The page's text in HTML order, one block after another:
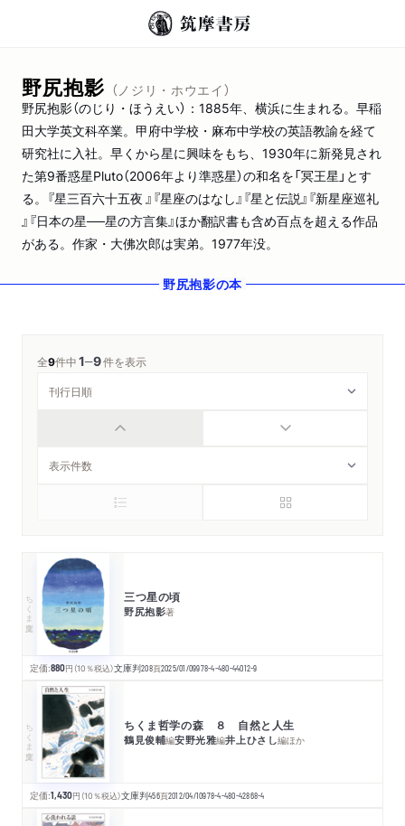
野尻抱影 （ノジリ・ホウエイ）
野尻抱影（のじり・ほうえい）：1885年、横浜に生まれる。早稲
田大学英文科卒業。甲府中学校・麻布中学校の英語教諭を経て
研究社に入社。早くから星に興味をもち、1930年に新発見され
た第9番惑星Pluto（2006年より準惑星）の和名を「冥王星」とす
る。『星三百六十五夜 』『星座のはなし』『星と伝説』『新星座巡礼
』『日本の星──星の方言集』ほか翻訳書も含め百点を超える作品
がある。作家・大佛次郎は実弟。1977年没。
野尻抱影の本
全9件中1─9件を表示
ちくま文庫 三つ星の頃
野尻抱影著
定価:880円 （10％税込）文庫判208頁2025/01/09978-4-480-44012-9
ちくま文庫 ちくま哲学の森 ８ 自然と人生
鶴見俊輔編安野光雅編井上ひさし編ほか
定価:1,430円 （10％税込）文庫判456頁2012/04/10978-4-480-42868-4